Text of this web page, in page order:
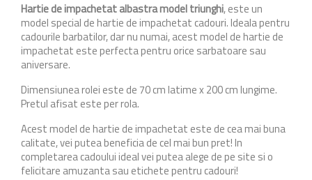
Hartie de impachetat albastra model triunghi, este un
model special de hartie de impachetat cadouri. Ideala pentru
cadourile barbatilor, dar nu numai, acest model de hartie de
impachetat este perfecta pentru orice sarbatoare sau
aniversare.
Dimensiunea rolei este de 70 cm latime x 200 cm lungime.
Pretul afisat este per rola.
Acest model de hartie de impachetat este de cea mai buna
calitate, vei putea beneficia de cel mai bun pret! In
completarea cadoului ideal vei putea alege de pe site si o
felicitare amuzanta sau etichete pentru cadouri!